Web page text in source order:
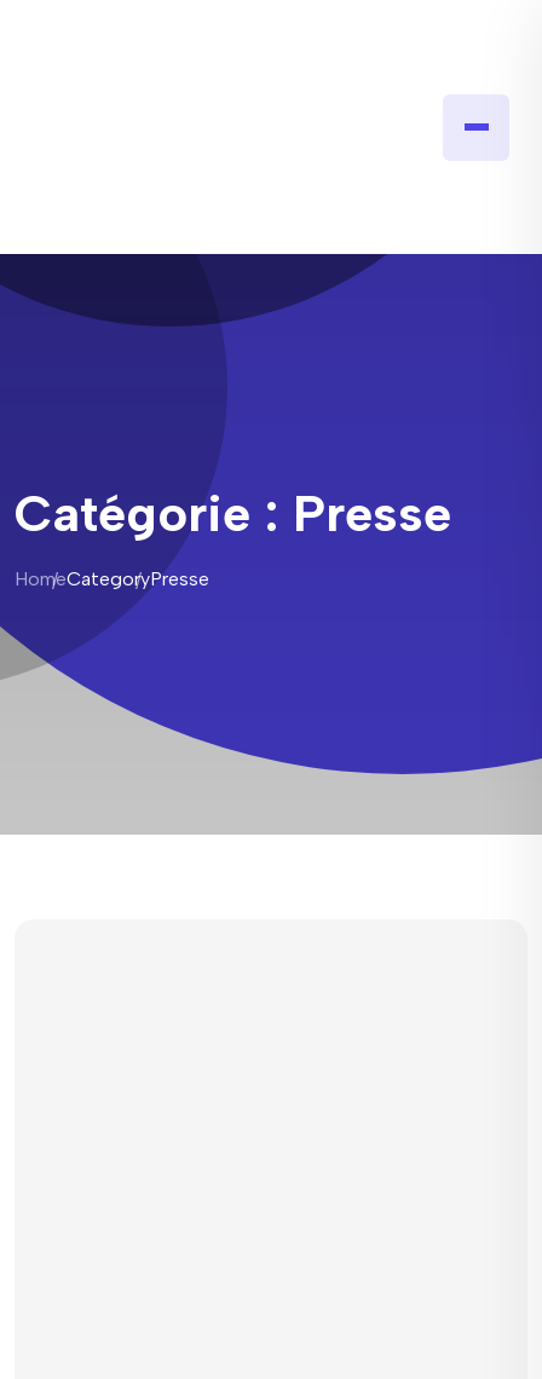
Catégorie : Presse
HomeCategoryPresse